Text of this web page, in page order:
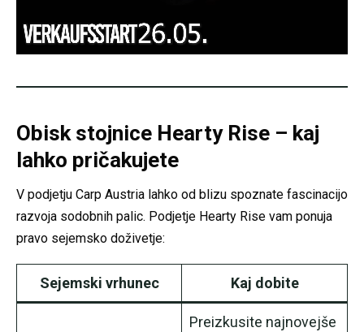
Obisk stojnice Hearty Rise – kaj
lahko pričakujete
V podjetju Carp Austria lahko od blizu spoznate fascinacijo
razvoja sodobnih palic. Podjetje Hearty Rise vam ponuja
pravo sejemsko doživetje:
Sejemski vrhunec Kaj dobite
Preizkusite najnovejše